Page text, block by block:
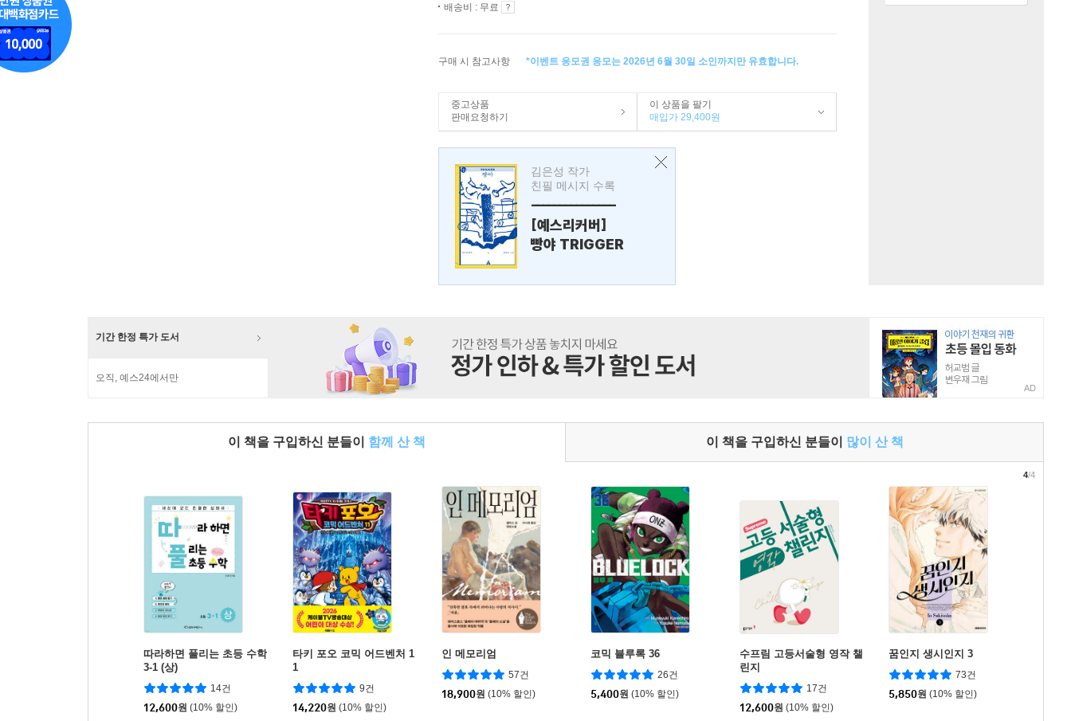
배송비 : 무료
구매 시 참고사항 *이벤트 응모권 응모는 2026년 6월 30일 소인까지만 유효합니다.
중고상품
판매요청하기
이 상품을 팔기
매입가 29,400원
김은성 작가
친필 메시지 수록
---------------
[예스리커버]
빵야 TRIGGER
기간 한정 특가 도서
오직, 예스24에서만
AD
이 책을 구입하신 분들이 함께 산 책 이 책을 구입하신 분들이 많이 산 책
따라하면 풀리는 초등 수학
3-1 (상)
14건
12,600원 (10% 할인)
타키 포오 코믹 어드벤처 1
1
9건
14,220원 (10% 할인)
인 메모리엄
57건
18,900원 (10% 할인)
코믹 블루록 36
26건
5,400원 (10% 할인)
수프림 고등서술형 영작 챌
린지
17건
12,600원 (10% 할인)
꿈인지 생시인지 3
73건
5,850원 (10% 할인)
4/4